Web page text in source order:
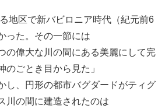
地区で新バビロニア時代（紀元前6
った。その一節には
の偉大な川の間にある美麗にして完
のごとき目から見た」
し、円形の都市バグダードがティグ
川の間に建造されたのは